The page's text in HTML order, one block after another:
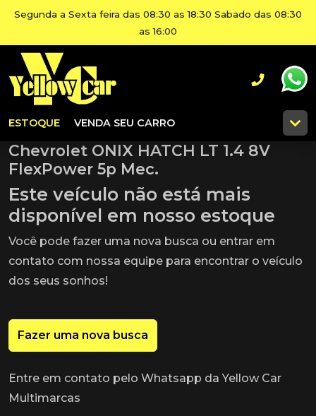
Segunda a Sexta feira das 08:30 as 18:30 Sabado das 08:30
as 16:00
ESTOQUE VENDA SEU CARRO
Chevrolet ONIX HATCH LT 1.4 8V
FlexPower 5p Mec.
Este veículo não está mais
disponível em nosso estoque
Você pode fazer uma nova busca ou entrar em
contato com nossa equipe para encontrar o veículo
dos seus sonhos!
Fazer uma nova busca
Entre em contato pelo Whatsapp da Yellow Car
Multimarcas